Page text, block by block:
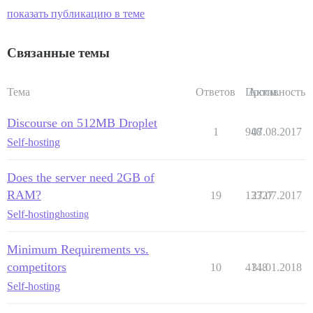
показать публикацию в теме
Связанные темы
Тема Ответов Просм.
Активность
Discourse on 512MB Droplet
Self-hosting
1 948
07.08.2017
Does the server need 2GB of
RAM?
Self-hostinghosting
19 13327
27.07.2017
Minimum Requirements vs.
competitors
Self-hosting
10 4148
31.01.2018